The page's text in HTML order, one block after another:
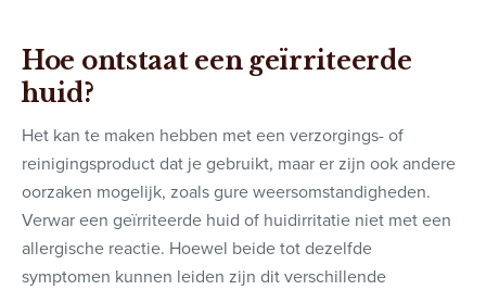
Hoe ontstaat een geïrriteerde
huid?
Het kan te maken hebben met een verzorgings- of
reinigingsproduct dat je gebruikt, maar er zijn ook andere
oorzaken mogelijk, zoals gure weersomstandigheden.
Verwar een geïrriteerde huid of huidirritatie niet met een
allergische reactie. Hoewel beide tot dezelfde
symptomen kunnen leiden zijn dit verschillende